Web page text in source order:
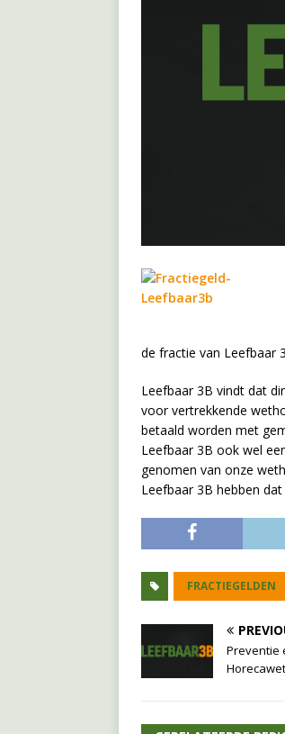
de fractie van Leefbaar
Leefbaar 3B vindt dat
voor vertrekkende
betaald worden met
Leefbaar 3B ook wel
genomen van onze
Leefbaar 3B hebben
FRACTIEGELDEN
Preventie